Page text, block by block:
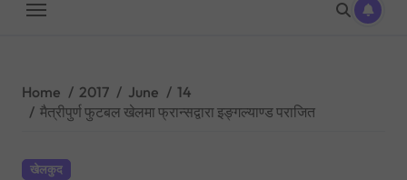
Home 2017 June
14
मैत्रीपुर्ण फुटबल खेलमा फ्रान्सद्वारा इङ्गल्याण्ड पराजित
खेलकुद